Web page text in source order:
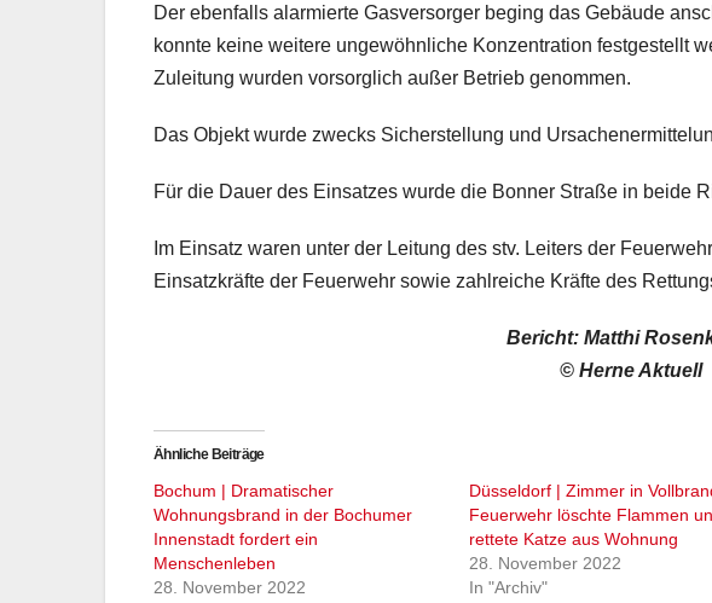
Der ebenfalls alarmierte Gasversorger beging das Gebäude
konnte keine weitere ungewöhnliche Konzentration festgestellt
Zuleitung wurden vorsorglich außer Betrieb genommen.
Das Objekt wurde zwecks Sicherstellung und
Für die Dauer des Einsatzes wurde die Bonner Straße in beide
Im Einsatz waren unter der Leitung des stv. Leiters der
Einsatzkräfte der Feuerwehr sowie zahlreiche Kräfte des
Bericht: Matthi
© Herne Aktuell
Ähnliche Beiträge
Bochum | Dramatischer
Wohnungsbrand in der Bochumer
Innenstadt fordert ein
Menschenleben
28. November 2022
Düsseldorf | Zimmer in
Feuerwehr löschte Flammen
rettete Katze aus Wohnung
28. November 2022
In "Archiv"